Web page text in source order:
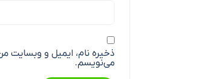
ذخیره نام، ایمیل و وبسایت
می‌نویسم.